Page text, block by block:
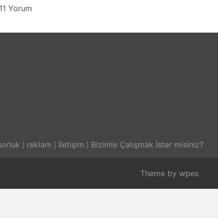
11 Yorum
reklam İletişim Bizimle Çalışmak İster misiniz?
Theme by wpes